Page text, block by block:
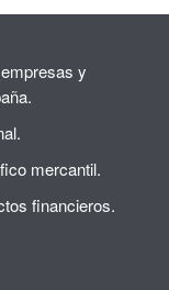
y
mercantil.
financieros.